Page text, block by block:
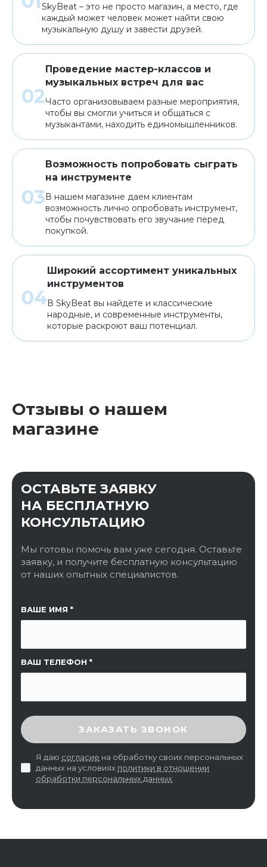
SkyBeat – это не просто магазин, а место, где
каждый может человек может найти свою
музыкальную душу и завести друзей.
Проведение мастер-классов и
музыкальных встреч для вас
Часто организовываем разные мероприятия,
чтобы вы смогли учиться и общаться с
музыкантами, находить единомышленников.
Возможность попробовать сыграть
на инструменте
В нашем магазине даем клиентам
возможность лично опробовать инструмент,
чтобы почувствовать его звучание перед
покупкой.
Широкий ассортимент уникальных
инструментов
В SkyBeat вы найдете и классические
народные, и современные инструменты,
которые раскроют ваш потенциал.
Отзывы о нашем
магазине
ОСТАВЬТЕ ЗАЯВКУ
НА БЕСПЛАТНУЮ
КОНСУЛЬТАЦИЮ
Мы готовы помочь вам уже сегодня. Оставьте
заявку, и получите бесплатную консультацию
от наших опытных специалистов.
ВАШЕ ИМЯ
ВАШ ТЕЛЕФОН
ССЫЛКА НА СТРАНИЦУ
ВВЕДИТЕ ПРОВЕРОЧНЫЙ КОД
ЗАКАЗАТЬ ЗВОНОК
Я даю согласие на обработку своих персональных
данных на условиях политики в отношении
обработки персональных данных